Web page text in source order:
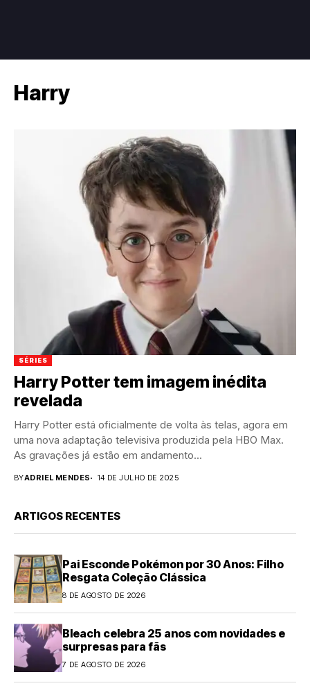
Harry
SÉRIES
Harry Potter tem imagem inédita
revelada
Harry Potter está oficialmente de volta às telas, agora em
uma nova adaptação televisiva produzida pela HBO Max.
As gravações já estão em andamento...
BYADRIEL MENDES 14 DE JULHO DE 2025
ARTIGOS RECENTES
Pai Esconde Pokémon por 30 Anos: Filho
Resgata Coleção Clássica
8 DE AGOSTO DE 2026
Bleach celebra 25 anos com novidades e
surpresas para fãs
7 DE AGOSTO DE 2026